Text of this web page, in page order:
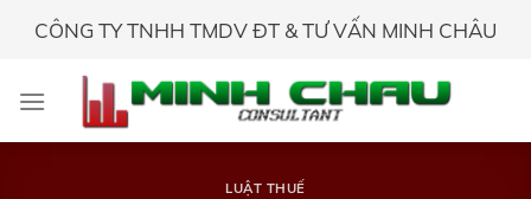
CÔNG TY TNHH TMDV ĐT & TƯ VẤN MINH CHÂU
LUẬT THUẾ